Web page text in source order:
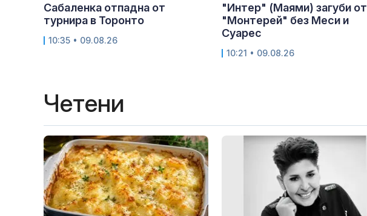
Сабаленка отпадна от
турнира в Торонто
10:35 • 09.08.26
"Интер" (Маями) загуби от
"Монтерей" без Меси и
Суарес
10:21 • 09.08.26
Четени